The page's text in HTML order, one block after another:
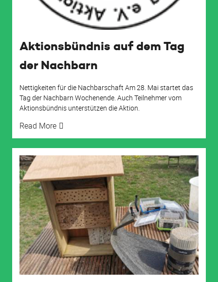
Aktionsbündnis auf dem Tag
der Nachbarn
Nettigkeiten für die Nachbarschaft Am 28. Mai startet das
Tag der Nachbarn Wochenende. Auch Teilnehmer vom
Aktionsbündnis unterstützen die Aktion.
Read More